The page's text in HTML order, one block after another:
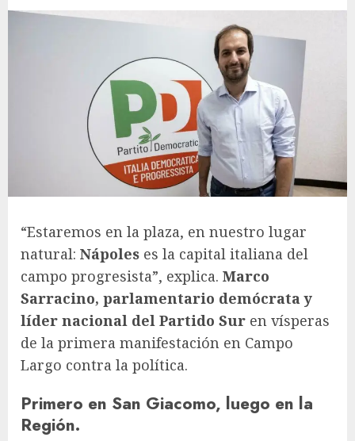
“Estaremos en la plaza, en nuestro lugar
natural: Nápoles es la capital italiana del
campo progresista”, explica. Marco
Sarracino, parlamentario demócrata y
líder nacional del Partido Sur en vísperas
de la primera manifestación en Campo
Largo contra la política.
Primero en San Giacomo, luego en la
Región.